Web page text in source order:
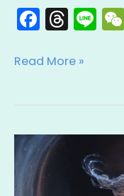
F
a
c
b
o
o
k
T
hr
e
d
s
Li
n
內
容:
財
神
秘
法
Read More »
本
靈
是